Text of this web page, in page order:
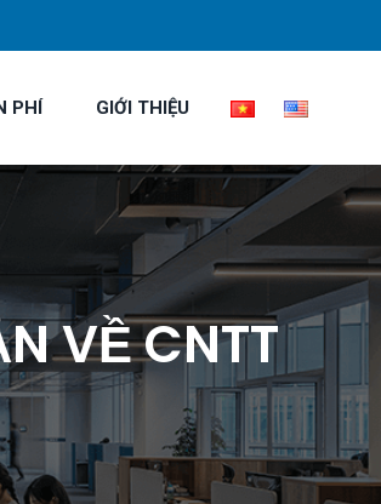
PHÍ GIỚI THIỆU
VỀ CNTT